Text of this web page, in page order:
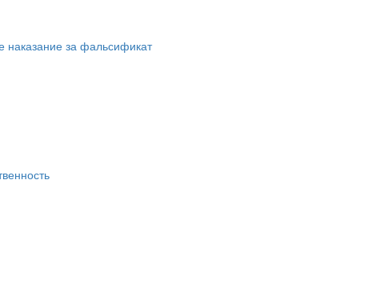
наказание за фальсификат